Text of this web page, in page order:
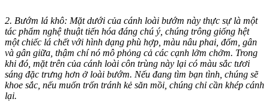
2. Bướm lá khô: Mặt dưới của cánh loài bướm này thực sự là một
tác phẩm nghệ thuật tiến hóa đáng chú ý, chúng trông giống hệt
một chiếc lá chết với hình dạng phù hợp, màu nâu phai, đốm, gân
và gân giữa, thậm chí nó mô phỏng cả các cạnh lởm chởm. Trong
khi đó, mặt trên của cánh loài côn trùng này lại có màu sắc tươi
sáng đặc trưng hơn ở loài bướm. Nếu đang tìm bạ‌n tìn‌h, chúng sẽ
khoe sắc, nếu muốn trốn tránh kẻ săn mồi, chúng chỉ cần khép cánh
lại.